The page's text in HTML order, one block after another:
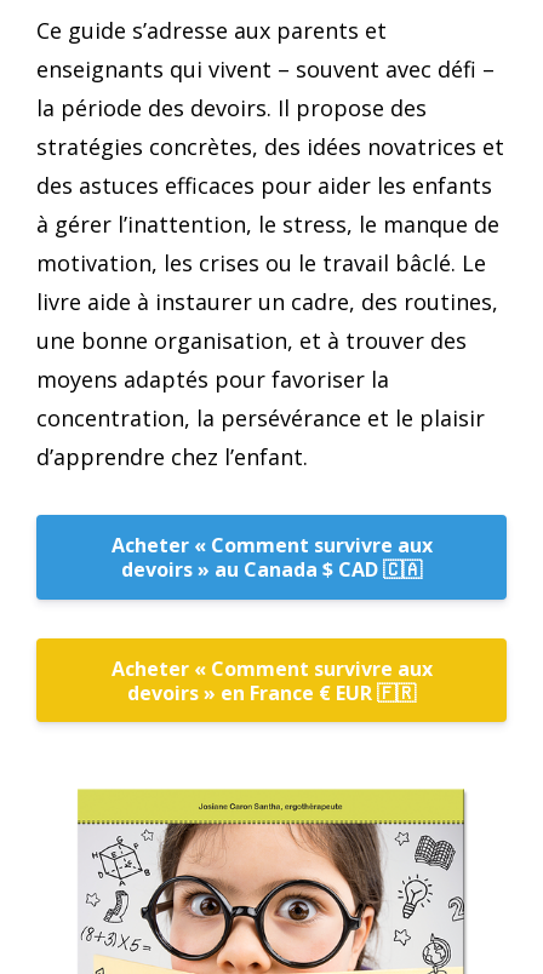
Ce guide s’adresse aux parents et
enseignants qui vivent – souvent avec défi –
la période des devoirs. Il propose des
stratégies concrètes, des idées novatrices et
des astuces efficaces pour aider les enfants
à gérer l’inattention, le stress, le manque de
motivation, les crises ou le travail bâclé. Le
livre aide à instaurer un cadre, des routines,
une bonne organisation, et à trouver des
moyens adaptés pour favoriser la
concentration, la persévérance et le plaisir
d’apprendre chez l’enfant.
Acheter « Comment survivre aux
devoirs » au Canada $ CAD 🇨🇦
Acheter « Comment survivre aux
devoirs » en France € EUR 🇫🇷